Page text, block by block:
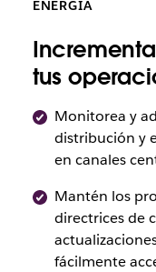
ENERGÍA
tus
Monitorea y
distribución y
en canales
Mantén los
directrices de
fácilmente